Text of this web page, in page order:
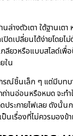
ล่างตัวเตา ใต้ฐานเต
ดเปลี่ยนได้ง่ายโดยไ
ลียวหรือแบบสไลด์เพื่
ใน
รณ์ชิ้นเล็ก ๆ แต่มีบท
ถ่านอ่อนหรือหมด จะท
ประกายไฟเลย ดังนั้น
ป็นเรื่องที่ไม่ควรมองข้